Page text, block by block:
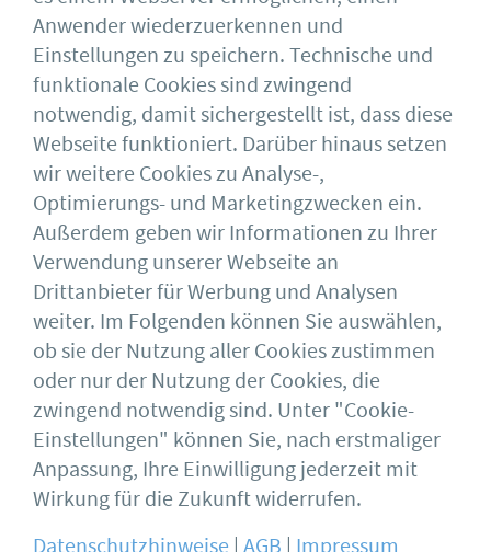
Marianne Jurgeit
Assistentin der
Geschäftsführung
Tel. 0211 / 54012-080
sekretariat@bauforumstahl.de
Deutscher Stahlbau-Verband DSTV e.V.
Sohnstraße 65
40237 Düsseldorf
Impressum
AGB
Datenschutz
bauforumstahl
Feuerverzinken
DASt
Anwender wiederzuerkennen und
Einstellungen zu speichern. Technische und
funktionale Cookies sind zwingend
notwendig, damit sichergestellt ist, dass diese
Webseite funktioniert. Darüber hinaus setzen
wir weitere Cookies zu Analyse-,
Optimierungs- und Marketingzwecken ein.
Außerdem geben wir Informationen zu Ihrer
Verwendung unserer Webseite an
Drittanbieter für Werbung und Analysen
weiter. Im Folgenden können Sie auswählen,
ob sie der Nutzung aller Cookies zustimmen
oder nur der Nutzung der Cookies, die
zwingend notwendig sind. Unter "Cookie-
Einstellungen" können Sie, nach erstmaliger
Anpassung, Ihre Einwilligung jederzeit mit
Wirkung für die Zukunft widerrufen.
Datenschutzhinweise | AGB | Impressum